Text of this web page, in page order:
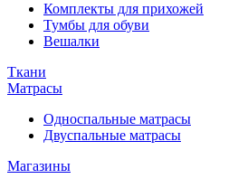
Комплекты для прихожей
Тумбы для обуви
Вешалки
Ткани
Матрасы
Односпальные матрасы
Двуспальные матрасы
Магазины